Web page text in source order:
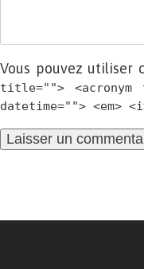
Vous pouvez utiliser
title=""> <acronym
datetime=""> <em>